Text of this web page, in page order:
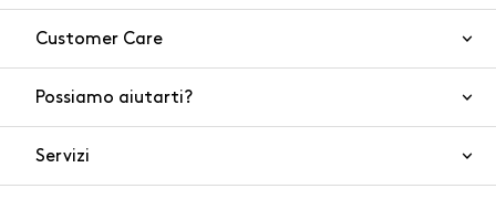
Customer Care
Sicurezza del prodotto
Possiamo aiutarti?
Servizi